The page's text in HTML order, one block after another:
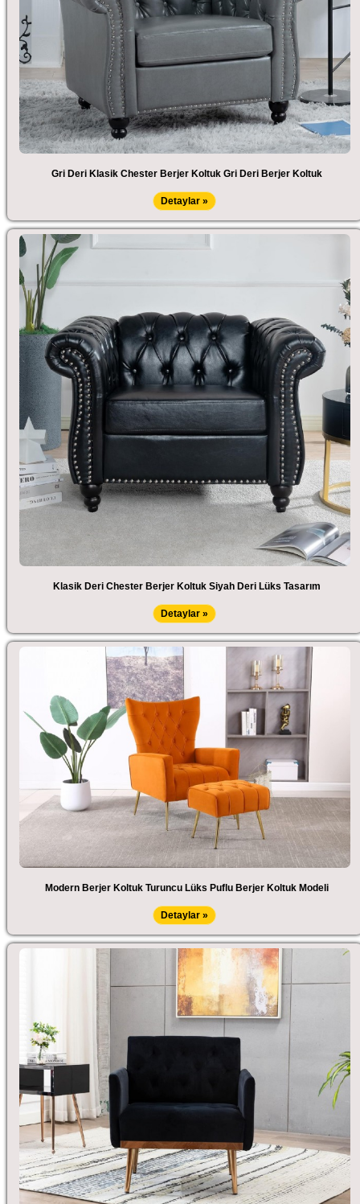
Gri Deri Klasik Chester Berjer Koltuk Gri Deri Berjer Koltuk
Detaylar »
Klasik Deri Chester Berjer Koltuk Siyah Deri Lüks Tasarım
Detaylar »
Modern Berjer Koltuk Turuncu Lüks Puflu Berjer Koltuk Modeli
Detaylar »